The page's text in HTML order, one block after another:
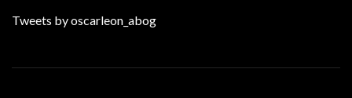
Tweets by oscarleon_abog